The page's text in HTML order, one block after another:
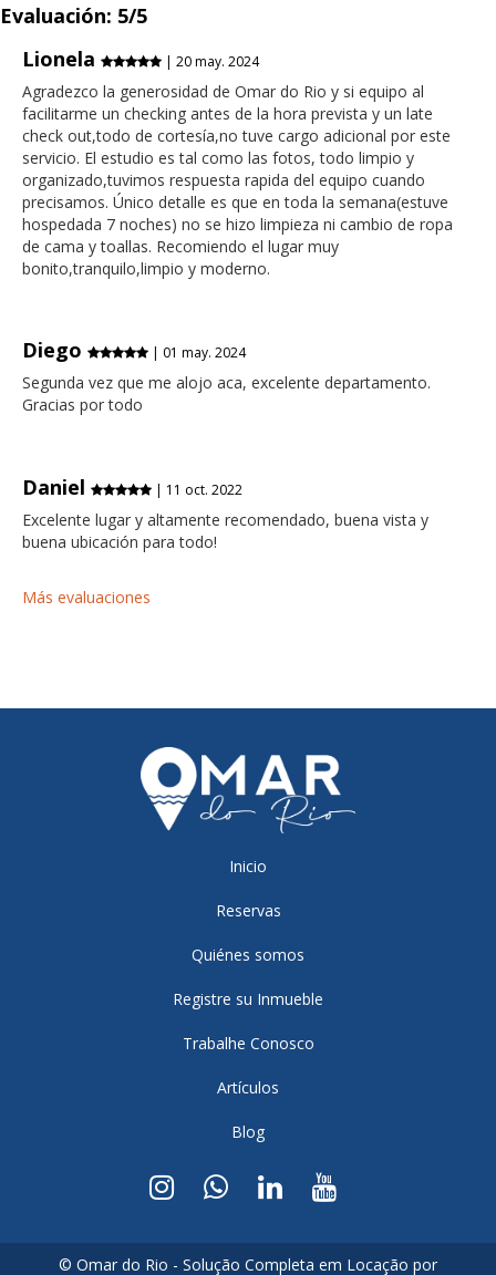
Evaluación: 5/5
Lionela
| 20 may. 2024
Agradezco la generosidad de Omar do Rio y si equipo al
facilitarme un checking antes de la hora prevista y un late
check out,todo de cortesía,no tuve cargo adicional por este
servicio. El estudio es tal como las fotos, todo limpio y
organizado,tuvimos respuesta rapida del equipo cuando
precisamos. Único detalle es que en toda la semana(estuve
hospedada 7 noches) no se hizo limpieza ni cambio de ropa
de cama y toallas. Recomiendo el lugar muy
bonito,tranquilo,limpio y moderno.
Diego | 01 may. 2024
Segunda vez que me alojo aca, excelente departamento.
Gracias por todo
Daniel | 11 oct. 2022
Excelente lugar y altamente recomendado, buena vista y
buena ubicación para todo!
Más evaluaciones
Inicio
Reservas
Quiénes somos
Registre su Inmueble
Trabalhe Conosco
Artículos
Blog
© Omar do Rio - Solução Completa em Locação por